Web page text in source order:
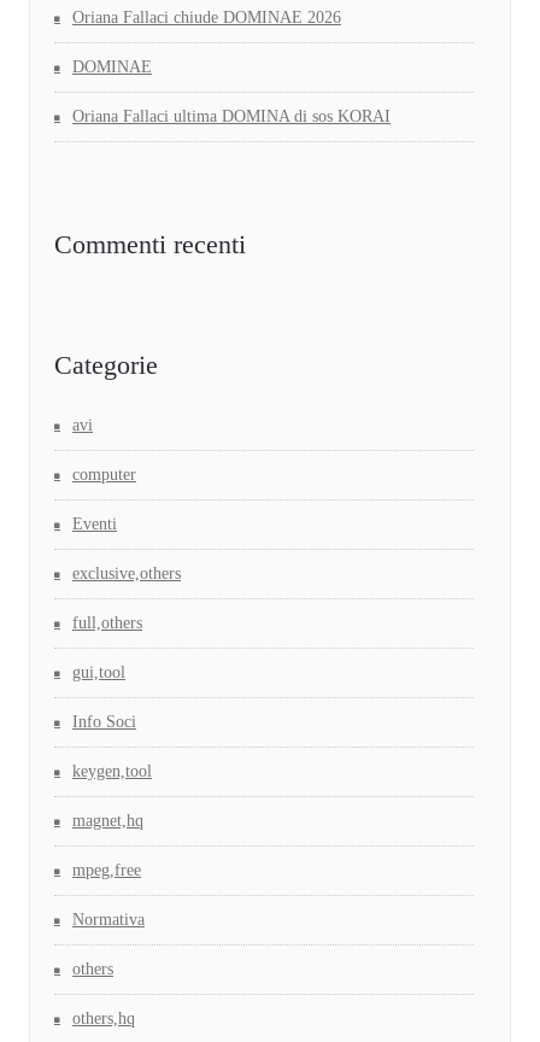
Oriana Fallaci chiude DOMINAE 2026
DOMINAE
Oriana Fallaci ultima DOMINA di sos KORAI
Commenti recenti
Categorie
avi
computer
Eventi
exclusive,others
full,others
gui,tool
Info Soci
keygen,tool
magnet,hq
mpeg,free
Normativa
others
others,hq